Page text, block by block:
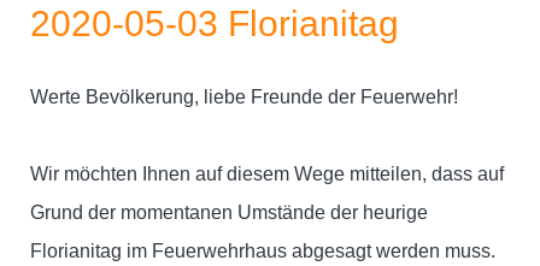
2020-05-03 Florianitag
Werte Bevölkerung, liebe Freunde der Feuerwehr!
Wir möchten Ihnen auf diesem Wege mitteilen, dass auf
Grund der momentanen Umstände der heurige
Florianitag im Feuerwehrhaus abgesagt werden muss.